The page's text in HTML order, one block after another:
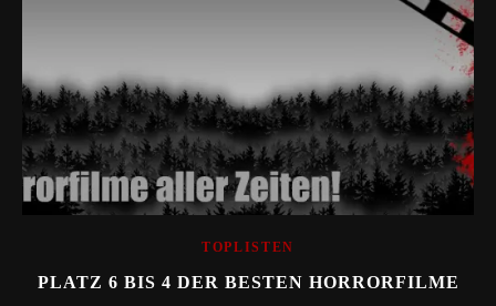
TOPLISTEN
PLATZ 6 BIS 4 DER BESTEN HORRORFILME